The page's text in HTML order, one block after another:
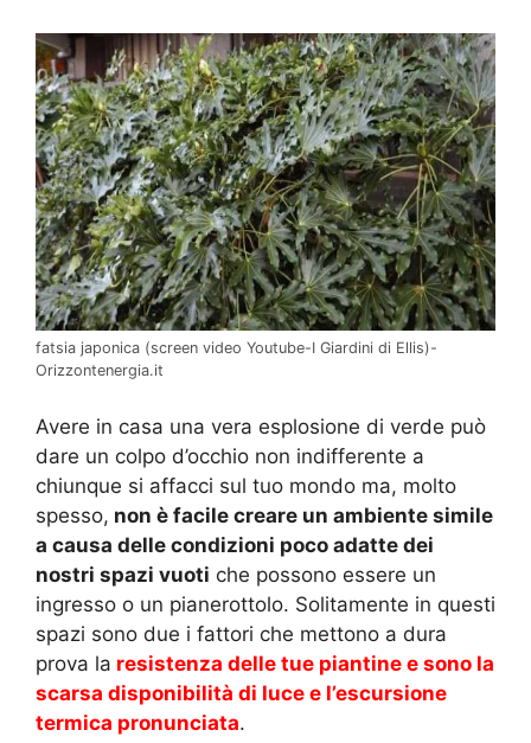
fatsia japonica (screen video Youtube-I Giardini di Ellis)-
Orizzontenergia.it
Avere in casa una vera esplosione di verde può
dare un colpo d’occhio non indifferente a
chiunque si affacci sul tuo mondo ma, molto
spesso, non è facile creare un ambiente simile
a causa delle condizioni poco adatte dei
nostri spazi vuoti che possono essere un
ingresso o un pianerottolo. Solitamente in questi
spazi sono due i fattori che mettono a dura
prova la resistenza delle tue piantine e sono la
scarsa disponibilità di luce e l’escursione
termica pronunciata.